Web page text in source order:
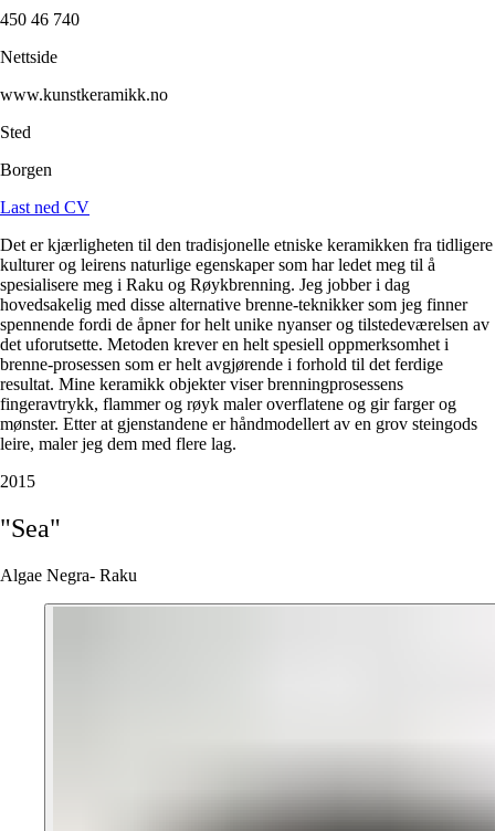
450 46 740
Nettside
www.kunstkeramikk.no
Sted
Borgen
Last ned CV
Det er kjærligheten til den tradisjonelle etniske keramikken fra tidligere
kulturer og leirens naturlige egenskaper som har ledet meg til å
spesialisere meg i Raku og Røykbrenning. Jeg jobber i dag
hovedsakelig med disse alternative brenne-teknikker som jeg finner
spennende fordi de åpner for helt unike nyanser og tilstedeværelsen av
det uforutsette. Metoden krever en helt spesiell oppmerksomhet i
brenne-prosessen som er helt avgjørende i forhold til det ferdige
resultat. Mine keramikk objekter viser brenningprosessens
fingeravtrykk, flammer og røyk maler overflatene og gir farger og
mønster. Etter at gjenstandene er håndmodellert av en grov steingods
leire, maler jeg dem med flere lag.
2015
"Sea"
Algae Negra- Raku